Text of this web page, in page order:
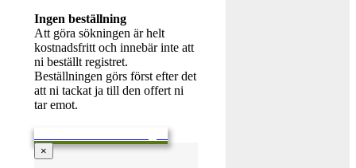
Ingen beställning
Att göra sökningen är helt
kostnadsfritt och innebär inte att
ni beställt registret.
Beställningen görs först efter det
att ni tackat ja till den offert ni
tar emot.
×